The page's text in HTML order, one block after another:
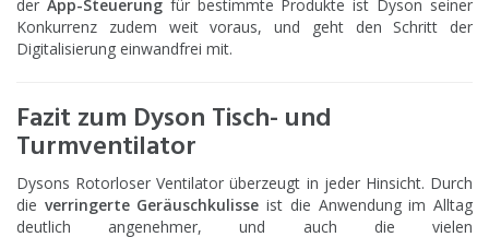
der App-Steuerungfür bestimmte Produkte ist Dyson seiner
Konkurrenz zudem weit voraus, und geht den Schritt der
Digitalisierung einwandfrei mit.
Fazit zum Dyson Tisch- und
Turmventilator
Dysons Rotorloser Ventilator überzeugt in jeder Hinsicht. Durch
die verringerte Geräuschkulisse ist die Anwendung im Alltag
deutlich angenehmer, und auch die vielen